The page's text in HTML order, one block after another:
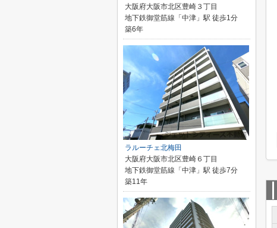
大阪府大阪市北区豊崎３丁目
地下鉄御堂筋線「中津」駅 徒歩1分
築6年
ラルーチェ北梅田
大阪府大阪市北区豊崎６丁目
地下鉄御堂筋線「中津」駅 徒歩7分
築11年